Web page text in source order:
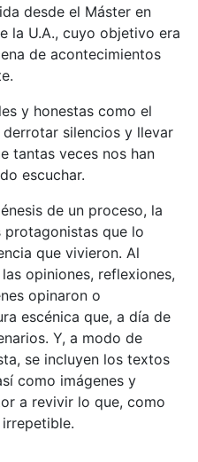
desde el Máster en
la U.A., cuyo objetivo era
de acontecimientos
y honestas como el
silencios y llevar
tantas veces nos han
escuchar.
de un proceso, la
que lo
que vivieron. Al
opiniones, reflexiones,
opinaron o
escénica que, a día de
Y, a modo de
se incluyen los textos
como imágenes y
a revivir lo que, como